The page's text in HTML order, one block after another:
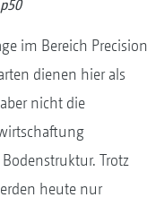
im Bereich Precision
dienen hier als
nicht die
Trotz
heute nur